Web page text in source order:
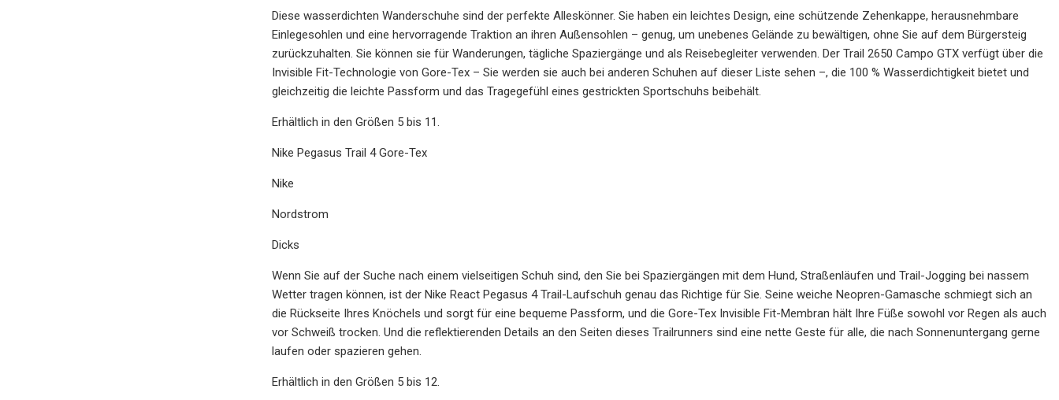
Diese wasserdichten Wanderschuhe sind der perfekte Alleskönner. Sie haben ein leichtes Design, eine schützende Zehenkappe, herausnehmbare
Einlegesohlen und eine hervorragende Traktion an ihren Außensohlen – genug, um unebenes Gelände zu bewältigen, ohne Sie auf dem Bürgersteig
zurückzuhalten. Sie können sie für Wanderungen, tägliche Spaziergänge und als Reisebegleiter verwenden. Der Trail 2650 Campo GTX verfügt über die
Invisible Fit-Technologie von Gore-Tex – Sie werden sie auch bei anderen Schuhen auf dieser Liste sehen –, die 100 % Wasserdichtigkeit bietet und
gleichzeitig die leichte Passform und das Tragegefühl eines gestrickten Sportschuhs beibehält.
Erhältlich in den Größen 5 bis 11.
Nike Pegasus Trail 4 Gore-Tex
Nike
Nordstrom
Dicks
Wenn Sie auf der Suche nach einem vielseitigen Schuh sind, den Sie bei Spaziergängen mit dem Hund, Straßenläufen und Trail-Jogging bei nassem
Wetter tragen können, ist der Nike React Pegasus 4 Trail-Laufschuh genau das Richtige für Sie. Seine weiche Neopren-Gamasche schmiegt sich an
die Rückseite Ihres Knöchels und sorgt für eine bequeme Passform, und die Gore-Tex Invisible Fit-Membran hält Ihre Füße sowohl vor Regen als auch
vor Schweiß trocken. Und die reflektierenden Details an den Seiten dieses Trailrunners sind eine nette Geste für alle, die nach Sonnenuntergang gerne
laufen oder spazieren gehen.
Erhältlich in den Größen 5 bis 12.